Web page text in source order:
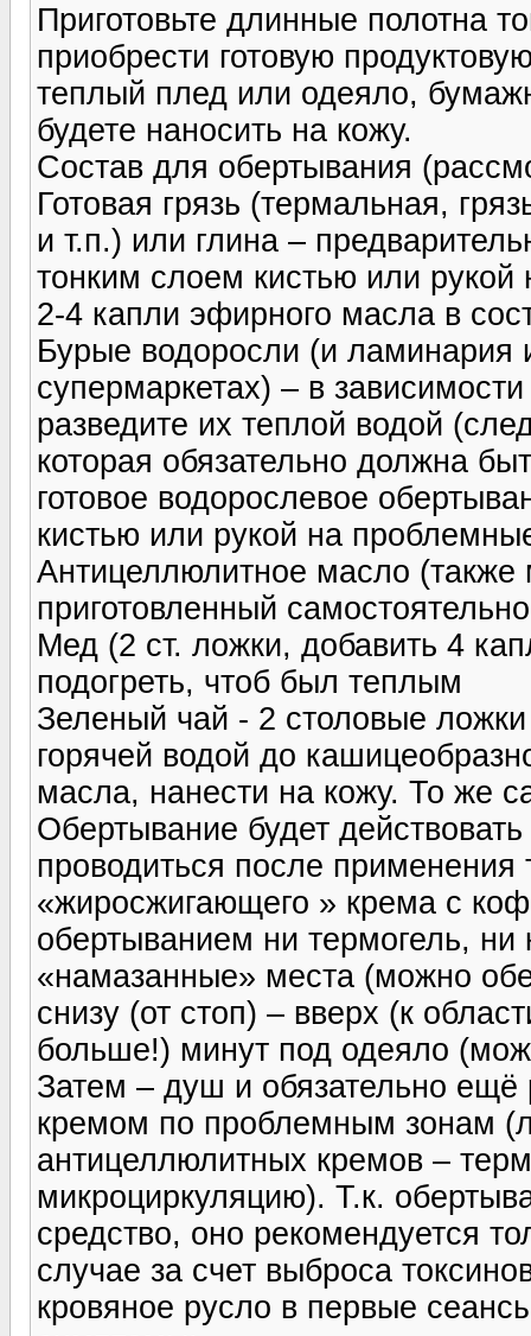
Приготовьте длинные полотна
приобрести готовую
теплый плед или одеяло,
будете наносить на кожу.
Состав для обертывания
Готовая грязь (термальная,
и т.п.) или глина –
тонким слоем кистью или
2-4 капли эфирного масла в
Бурые водоросли (и ламинария
супермаркетах) – в
разведите их теплой водой
которая обязательно должна
готовое водорослевое
кистью или рукой на
Антицеллюлитное масло (также
приготовленный
Мед (2 ст. ложки, добавить 4
подогреть, чтоб был теплым
Зеленый чай - 2 столовые ложки
горячей водой до
масла, нанести на кожу. То же
Обертывание будет
проводиться после применения
«жиросжигающего » крема с
обертыванием ни термогель,
«намазанные» места (можно
снизу (от стоп) – вверх (к
больше!) минут под одеяло
Затем – душ и обязательно
кремом по проблемным зонам
антицеллюлитных кремов –
микроциркуляцию). Т.к.
средство, оно рекомендуется
случае за счет выброса
кровяное русло в первые